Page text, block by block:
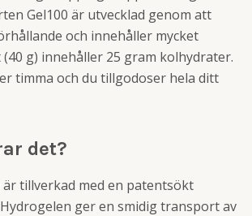
Gel100 är utvecklad genom att
och innehåller mycket
g) innehåller 25 gram kolhydrater.
timma och du tillgodoser hela ditt
det?
är tillverkad med en patentsökt
ger en smidig transport av